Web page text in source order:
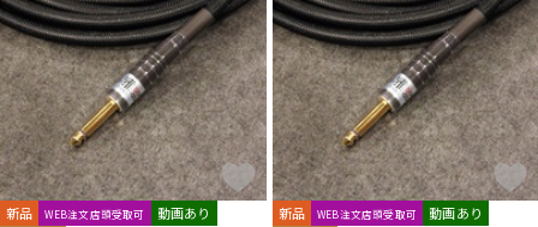
配信/ライブ機器 楽器アクセサリ
中古 ヴィンテージ
新品 WEB注文店頭受取可
動画あり
新品 WEB注文店頭受取可
動画あり